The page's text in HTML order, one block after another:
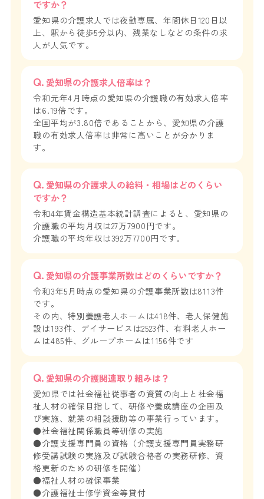
ですか？
愛知県の介護求人では夜勤専属、年間休日120日以
上、駅から徒歩5分以内、残業なしなどの条件の求
人が人気です。
愛知県の介護求人倍率は？
令和元年4月時点の愛知県の介護職の有効求人倍率
は6.19倍です。
全国平均が3.80倍であることから、愛知県の介護
職の有効求人倍率は非常に高いことが分かりま
す。
愛知県の介護求人の給料・相場はどのくらい
ですか？
令和4年賃金構造基本統計調査によると、愛知県の
介護職の平均月収は27万7900円です。
介護職の平均年収は392万7700円です。
愛知県の介護事業所数はどのくらいですか？
令和3年5月時点の愛知県の介護事業所数は8113件
です。
その内、特別養護老人ホームは418件、老人保健施
設は193件、デイサービスは2523件、有料老人ホー
ムは485件、グループホームは1156件です
愛知県の介護関連取り組みは？
愛知県では社会福祉従事者の資質の向上と社会福
祉人材の確保目指して、研修や養成講座の企画及
び実施、就業の相談援助等の事業行っています。
●社会福祉関係職員等研修の実施
●介護支援専門員の資格（介護支援専門員実務研
修受講試験の実施及び試験合格者の実務研修、資
格更新のための研修を開催）
●福祉人材の確保事業
●介護福祉士修学資金等貸付